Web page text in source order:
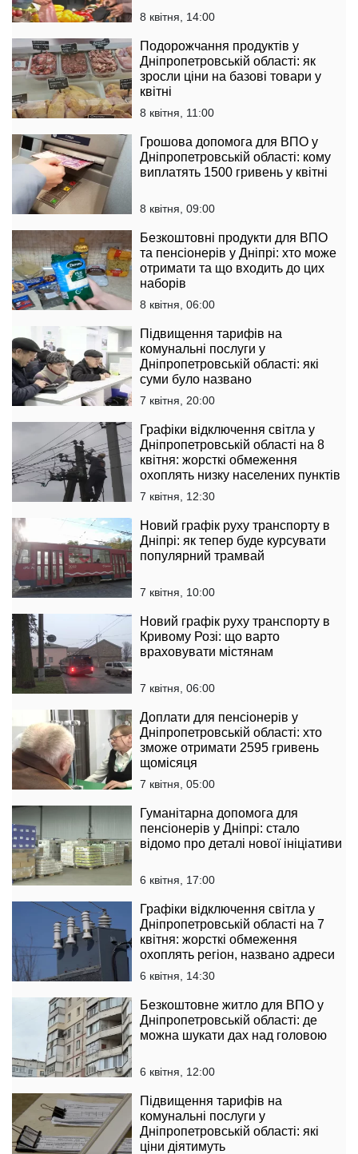
8 квітня, 14:00
Подорожчання продуктів у
Дніпропетровській області: як
зросли ціни на базові товари у
квітні
8 квітня, 11:00
Грошова допомога для ВПО у
Дніпропетровській області: кому
виплатять 1500 гривень у квітні
8 квітня, 09:00
Безкоштовні продукти для ВПО
та пенсіонерів у Дніпрі: хто може
отримати та що входить до цих
наборів
8 квітня, 06:00
Підвищення тарифів на
комунальні послуги у
Дніпропетровській області: які
суми було названо
7 квітня, 20:00
Графіки відключення світла у
Дніпропетровській області на 8
квітня: жорсткі обмеження
охоплять низку населених пунктів
7 квітня, 12:30
Новий графік руху транспорту в
Дніпрі: як тепер буде курсувати
популярний трамвай
7 квітня, 10:00
Новий графік руху транспорту в
Кривому Розі: що варто
враховувати містянам
7 квітня, 06:00
Доплати для пенсіонерів у
Дніпропетровській області: хто
зможе отримати 2595 гривень
щомісяця
7 квітня, 05:00
Гуманітарна допомога для
пенсіонерів у Дніпрі: стало
відомо про деталі нової ініціативи
6 квітня, 17:00
Графіки відключення світла у
Дніпропетровській області на 7
квітня: жорсткі обмеження
охоплять регіон, названо адреси
6 квітня, 14:30
Безкоштовне житло для ВПО у
Дніпропетровській області: де
можна шукати дах над головою
6 квітня, 12:00
Підвищення тарифів на
комунальні послуги у
Дніпропетровській області: які
ціни діятимуть